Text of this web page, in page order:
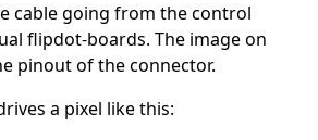
cable going from the control
flipdot-boards. The image on
pinout of the connector.
a pixel like this: